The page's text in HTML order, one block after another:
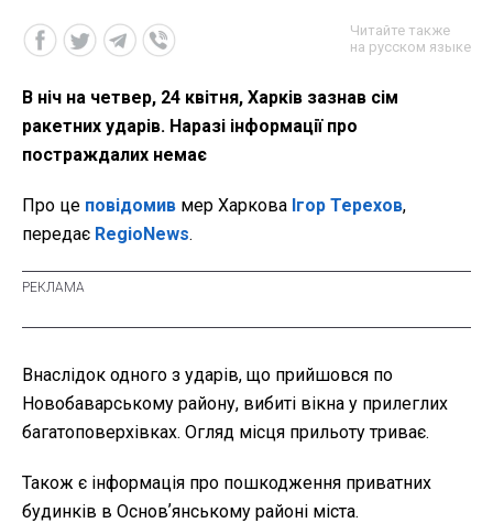
Читайте также
на русском языке
В ніч на четвер, 24 квітня, Харків зазнав сім
ракетних ударів. Наразі інформації про
постраждалих немає
Про це повідомив мер Харкова Ігор Терехов,
передає RegioNews.
Внаслідок одного з ударів, що прийшовся по
Новобаварському району, вибиті вікна у прилеглих
багатоповерхівках. Огляд місця прильоту триває.
Також є інформація про пошкодження приватних
будинків в Основʼянському районі міста.